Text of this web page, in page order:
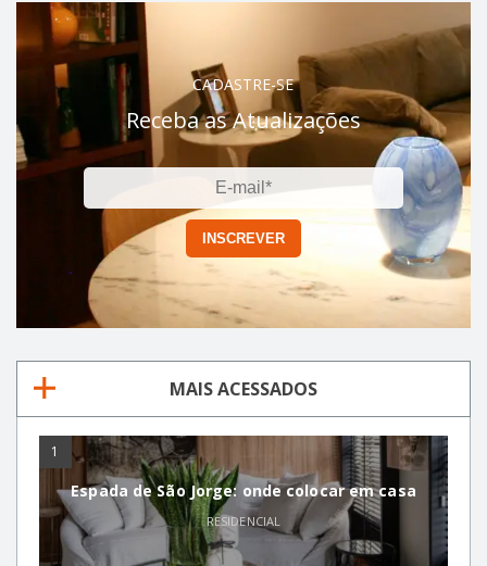
CADASTRE-SE
Receba as Atualizações
MAIS ACESSADOS
1
Espada de São Jorge: onde colocar em casa
RESIDENCIAL